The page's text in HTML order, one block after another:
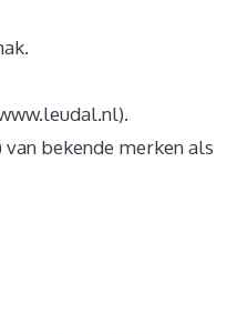
bekende merken als